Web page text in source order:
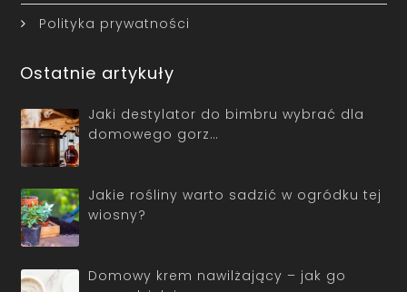
Polityka prywatności
Ostatnie artykuły
Jaki destylator do bimbru wybrać dla
domowego gorz…
Jakie rośliny warto sadzić w ogródku tej
wiosny?
Domowy krem nawilżający – jak go